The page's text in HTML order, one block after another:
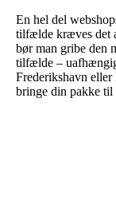
En hel del
tilfælde kræves det
bør man gribe den
tilfælde –
Frederikshavn
bringe din pakke til